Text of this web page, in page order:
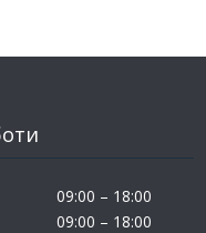
09:00 – 18:00
09:00 – 18:00